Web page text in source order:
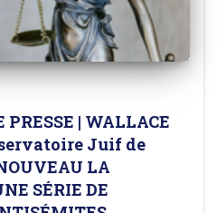
| WALLACE
Juif de
LA
SÉRIE DE